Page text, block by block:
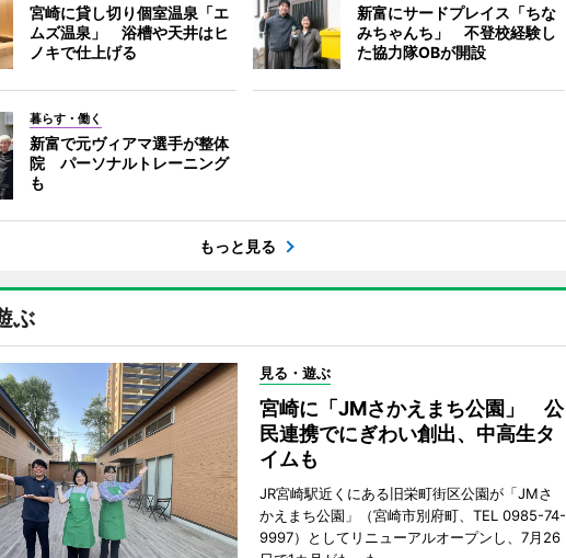
宮崎に貸し切り個室温泉「エ
ムズ温泉」 浴槽や天井はヒ
ノキで仕上げる
新富にサードプレイス「ちな
みちゃんち」 不登校経験し
た協力隊OBが開設
暮らす・働く
新富で元ヴィアマ選手が整体
院 パーソナルトレーニング
も
もっと見る
ぶ
見る・遊ぶ
宮崎に「JMさかえまち公園」 公
民連携でにぎわい創出、中高生タ
イムも
JR宮崎駅近くにある旧栄町街区公園が「JMさ
かえまち公園」（宮崎市別府町、TEL 0985-74-
9997）としてリニューアルオープンし、7月26